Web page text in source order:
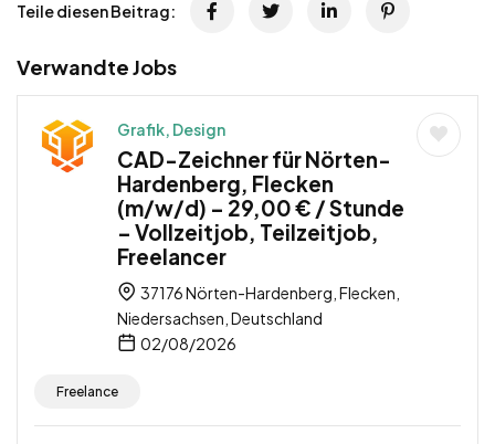
Teile diesen Beitrag:
Verwandte Jobs
Grafik, Design
CAD-Zeichner für Nörten-
Hardenberg, Flecken
(m/w/d) – 29,00 € / Stunde
– Vollzeitjob, Teilzeitjob,
Freelancer
37176 Nörten-Hardenberg, Flecken,
Niedersachsen, Deutschland
02/08/2026
Freelance